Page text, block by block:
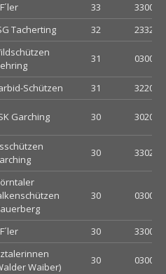
33
Tacherting 32
31
Schützen 31
Garching 30
30
30
30
Waiber)
30